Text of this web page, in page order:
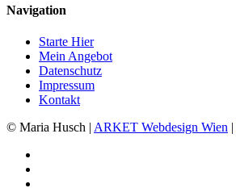
Navigation
Starte Hier
Mein Angebot
Datenschutz
Impressum
Kontakt
© Maria Husch | ARKET Webdesign Wien |